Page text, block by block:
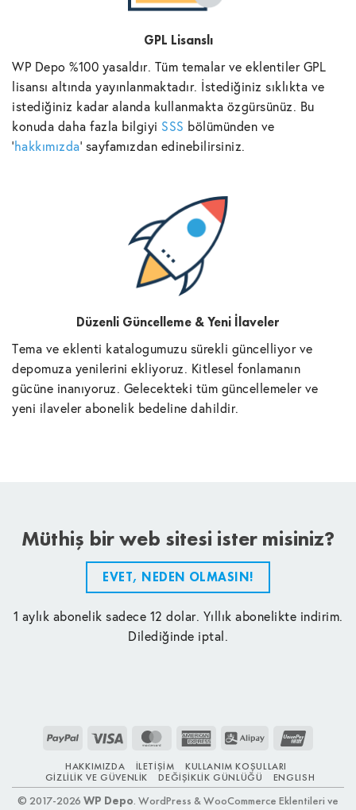
GPL Lisanslı
WP Depo %100 yasaldır. Tüm temalar ve eklentiler GPL
lisansı altında yayınlanmaktadır. İstediğiniz sıklıkta ve
istediğiniz kadar alanda kullanmakta özgürsünüz. Bu
konuda daha fazla bilgiyi SSS bölümünden ve
'hakkımızda' sayfamızdan edinebilirsiniz.
Düzenli Güncelleme & Yeni İlaveler
Tema ve eklenti katalogumuzu sürekli güncelliyor ve
depomuza yenilerini ekliyoruz. Kitlesel fonlamanın
gücüne inanıyoruz. Gelecekteki tüm güncellemeler ve
yeni ilaveler abonelik bedeline dahildir.
Müthiş bir web sitesi ister misiniz?
EVET, NEDEN OLMASIN!
1 aylık abonelik sadece 12 dolar. Yıllık abonelikte indirim.
Dilediğinde iptal.
PayPal Visa MasterCardAmerican
Alipay
HAKKIMIZDA İLETIŞIM
KULLANIM KOŞULLARI
GIZLILIK VE GÜVENLIK
DEĞIŞIKLIK GÜNLÜĞÜ ENGLISH
© 2017-2026 WP Depo. WordPress & WooCommerce Eklentileri ve